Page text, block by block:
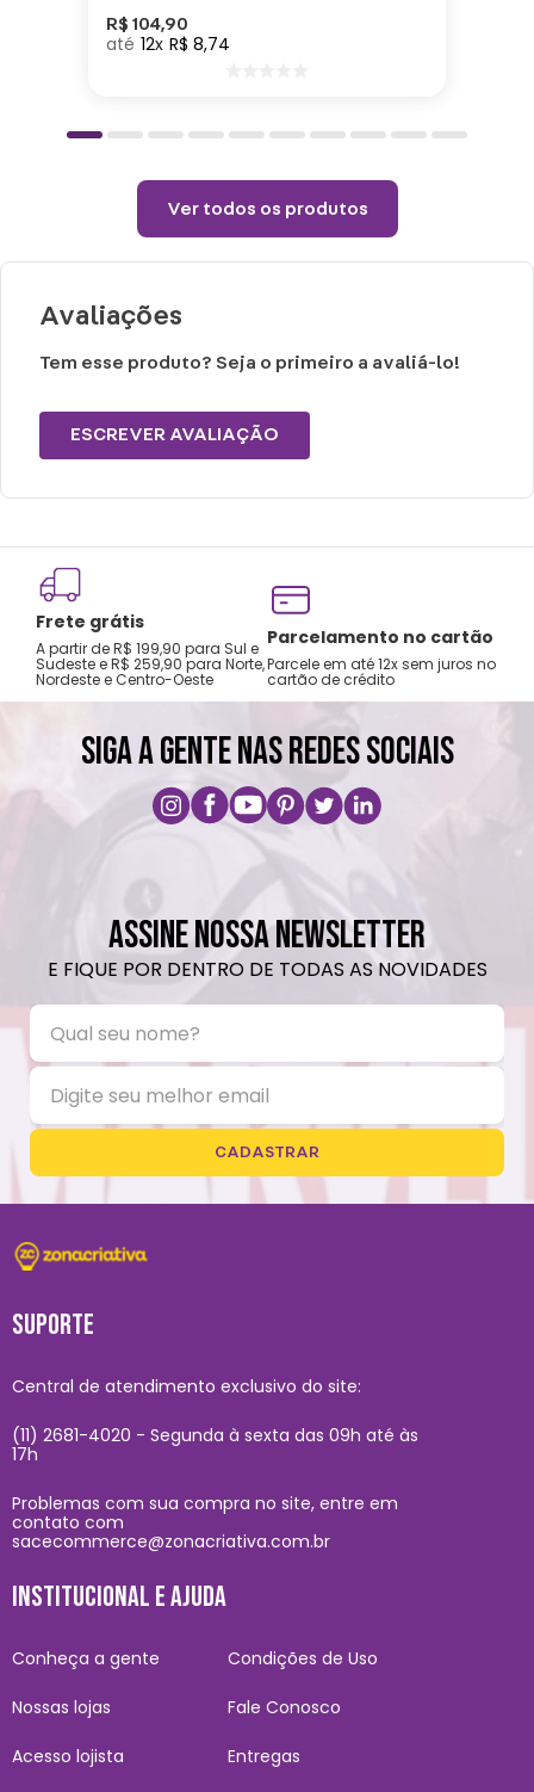
Cuidados e recomendações de uso:
Permitido uso de centrifuga e máquina
Temperatura máxima de lavagem 40°.
Não limpar a seco.
R$ 104,90
12 R$ 8,74
Ver todos os produtos
Avaliações
Tem esse produto? Seja o primeiro a avaliá-lo!
ESCREVER AVALIAÇÃO
Frete grátis
A partir de R$ 199,90 para Sul e
Sudeste e R$ 259,90 para Norte,
Nordeste e Centro-Oeste
Parcelamento no cartão
Parcele em até 12x sem juros no
cartão de crédito
SIGA A GENTE NAS REDES SOCIAIS
ASSINE NOSSA NEWSLETTER
E FIQUE POR DENTRO DE TODAS AS NOVIDADES
CADASTRAR
SUPORTE
Central de atendimento exclusivo do site:
(11) 2681-4020 - Segunda à sexta das 09h até às
17h
Problemas com sua compra no site, entre em
contato com
sacecommerce@zonacriativa.com.br
INSTITUCIONAL E AJUDA
Conheça a gente
Nossas lojas
Acesso lojista
Condições de Uso
Fale Conosco
Entregas